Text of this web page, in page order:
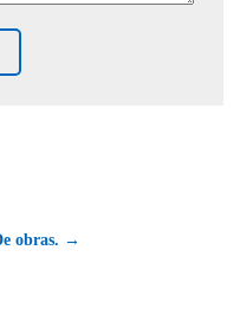
obras. →